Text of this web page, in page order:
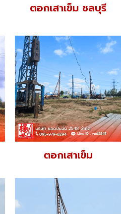
ตอกเสาเข็ม ชลบุรี
ตอกเสาเข็ม